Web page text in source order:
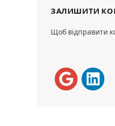
ЗАЛИШИТИ
Щоб відправити